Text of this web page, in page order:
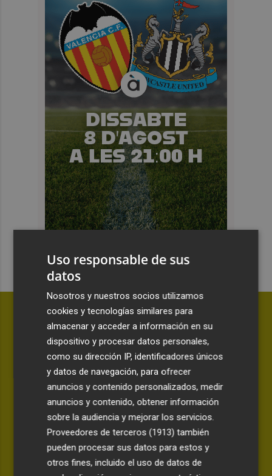
ANÁLISIS | LA CANTINA
Awa Fam deja más certezas que
Uso responsable de sus
datos
Nosotros y nuestros socios utilizamos
cookies y tecnologías similares para
almacenar y acceder a información en su
dispositivo y procesar datos personales,
como su dirección IP, identificadores únicos
y datos de navegación, para ofrecer
anuncios y contenido personalizados, medir
anuncios y contenido, obtener información
sobre la audiencia y mejorar los servicios.
Proveedores de terceros (1913) también
pueden procesar sus datos para estos y
otros fines, incluido el uso de datos de